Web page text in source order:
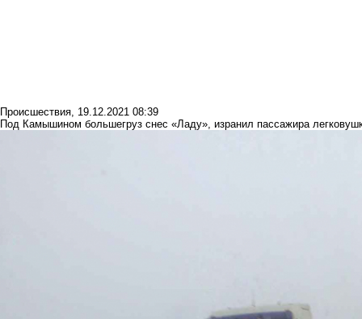
Происшествия, 19.12.2021 08:39
Под Камышином большегруз снес «Ладу», изранил пассажира